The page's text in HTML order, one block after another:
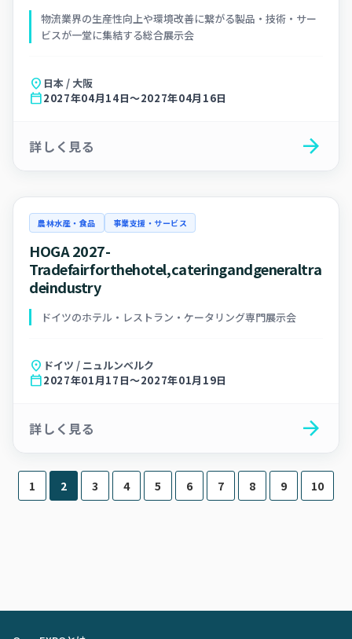
物流業界の生産性向上や環境改善に繋がる製品・技術・サー
ビスが一堂に集結する総合展示会
location_on 日本 / 大阪
calendar_today2027年04月14日～2027年04月16日
詳しく見る arrow_forward
農林水産・食品 事業支援・サービス
HOGA 2027-
Tradefairforthehotel,cateringandgeneraltra
deindustry
ドイツのホテル・レストラン・ケータリング専門展示会
location_on ドイツ / ニュルンベルク
calendar_today2027年01月17日～2027年01月19日
詳しく見る arrow_forward
1 2 3 4 5 6 7 8 9 10